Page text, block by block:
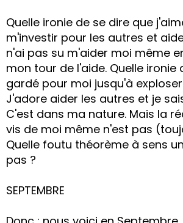
Quelle ironie de se dire que
m'investir pour les autres et
n'ai pas su m'aider moi même
mon tour de l'aide. Quelle ironie
gardé pour moi jusqu'à
J'adore aider les autres et je
C'est dans ma nature. Mais la
vis de moi même n'est pas
Quelle foutu théorème à sens
pas ?
SEPTEMBRE